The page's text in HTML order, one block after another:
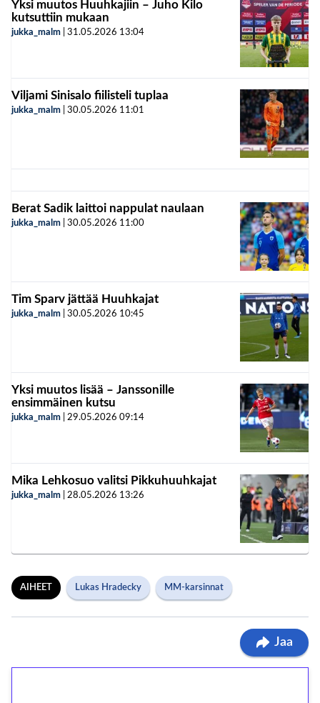
Yksi muutos Huuhkajiin – Juho Kilo
kutsuttiin mukaan
jukka_malm 31.05.2026 13:04
Viljami Sinisalo fiilisteli tuplaa
jukka_malm 30.05.2026 11:01
Berat Sadik laittoi nappulat naulaan
jukka_malm 30.05.2026 11:00
Tim Sparv jättää Huuhkajat
jukka_malm 30.05.2026 10:45
Yksi muutos lisää – Janssonille
ensimmäinen kutsu
jukka_malm 29.05.2026 09:14
Mika Lehkosuo valitsi Pikkuhuuhkajat
jukka_malm 28.05.2026 13:26
AIHEET Lukas Hradecky MM-karsinnat
Jaa